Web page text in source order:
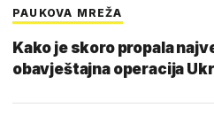
PAUKOVA MREŽA
Kako je skoro propala
obavještajna operacija